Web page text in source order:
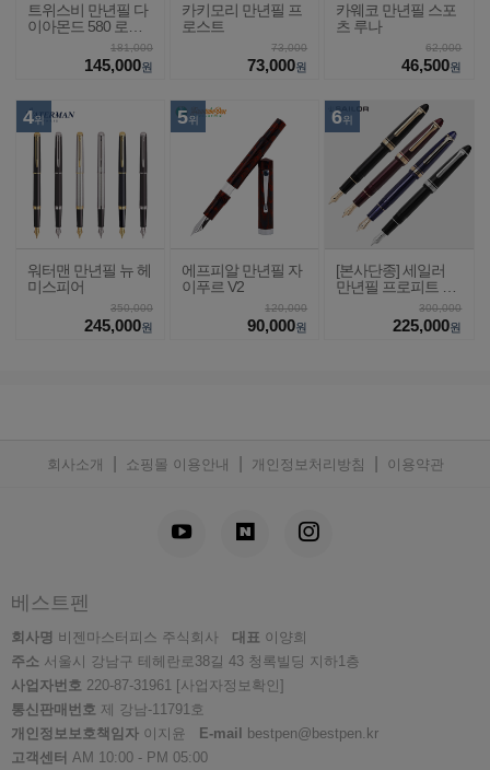
트위스비 만년필 다
이아몬드 580 로즈
181,000
145,000원
카키모리 만년필 프
로스트
73,000
73,000원
카웨코 만년필 스포
츠 루나
62,000
46,500원
4위
워터맨 만년필 뉴 헤
미스피어
350,000
245,000원
5위
에프피알 만년필 자
이푸르 V2
120,000
90,000원
6위
[본사단종] 세일러
만년필 프로피트 라
300,000
225,000원
회사소개 쇼핑몰 이용안내 개인정보처리방침 이용약관
베스트펜
회사명 비젠마스터피스 주식회사 대표 이양희
주소 서울시 강남구 테헤란로38길 43 청록빌딩 지하1층
사업자번호 220-87-31961
[사업자정보확인]
통신판매번호 제 강남-11791호
개인정보보호책임자 이지윤 E-mail
bestpen@bestpen.kr
고객센터 AM 10:00 - PM 05:00